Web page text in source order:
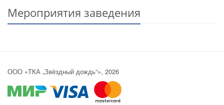
Мероприятия заведения
ООО «ТКА „Звёздный дождь“», 2026